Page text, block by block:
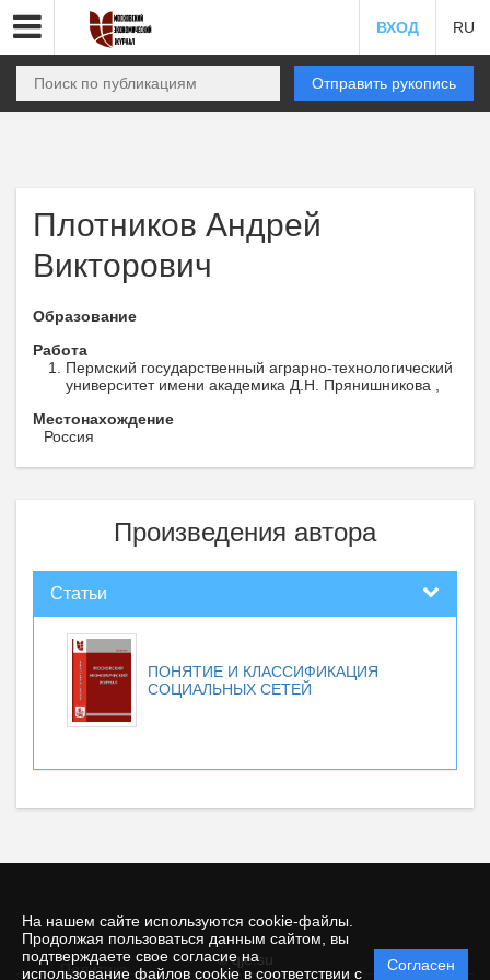
На нашем сайте используются cookie-файлы.
Продолжая пользоваться данным сайтом, вы
подтверждаете свое согласие на
использование файлов cookie в соответствии с
Согласен
ВХОД RU
Отправить рукопись
Плотников Андрей
Викторович
Образование
Работа
Пермский государственный аграрно-технологический
университет имени академика Д.Н. Прянишникова ,
Местонахождение
Россия
Произведения автора
Статьи
ПОНЯТИЕ И КЛАССИФИКАЦИЯ
СОЦИАЛЬНЫХ СЕТЕЙ
© qje.su
Политика